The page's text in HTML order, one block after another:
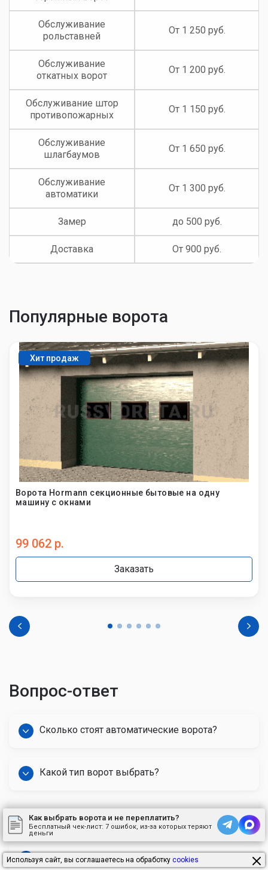
Обслуживание
рольставней
От 1 250 руб.
Обслуживание
откатных ворот
От 1 200 руб.
Обслуживание штор
противопожарных
От 1 150 руб.
Обслуживание
шлагбаумов
От 1 650 руб.
Обслуживание
автоматики
От 1 300 руб.
Замер до 500 руб.
Доставка От 900 руб.
Популярные ворота
Хит продаж
Ворота Hormann секционные бытовые на одну
машину с окнами
99 062 р.
Заказать
Вопрос-ответ
Сколько стоят автоматические ворота?
Какой тип ворот выбрать?
Заказывая ворота, на чём нельзя экономить?
Какой срок службы у секционных ворот?
Как выбрать ворота и не переплатить?
Бесплатный чек-лист: 7 ошибок, из-за которых теряют
деньги
Используя сайт, вы соглашаетесь на обработку cookies